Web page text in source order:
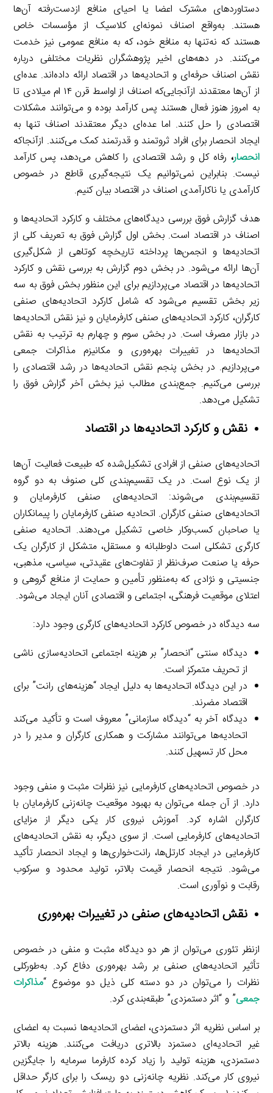
دستاوردهای مشترک اعضا یا احیای منافع ازدست‌رفته آن‌ها
هستند. به‌واقع اصناف نمونه‌ای کلاسیک از مؤسسات خاص
هستند که نه‌تنها به منافع خود، که به منافع عمومی نیز خدمت
می‌کنند. در دهه‌های اخیر پژوهشگران نظریات مختلفی درباره
نقش اصناف حرفه‌ای و اتحادیه‌ها در اقتصاد ارائه داده‌اند. عده‌ای
از آن‌ها معتقدند ازآنجایی‌که اصناف از اواسط قرن ۱۴ ام میلادی تا
به امروز هنوز فعال هستند پس کارآمد بوده و می‌توانند مشکلات
اقتصادی را حل کنند. اما عده‌ای دیگر معتقدند اصناف تنها به
ایجاد انحصار برای افراد ثروتمند و قدرتمند کمک می‌کنند. ازآنجاکه
انحصار، رفاه کل و رشد اقتصادی را کاهش می‌دهد، پس کارآمد
نیست. بنابراین نمی‌توانیم یک نتیجه‌گیری قاطع در خصوص
کارآمدی یا ناکارآمدی اصناف در اقتصاد بیان کنیم.
هدف گزارش فوق بررسی دیدگاه‌های مختلف و کارکرد اتحادیه‌ها و
اصناف در اقتصاد است. بخش اول گزارش فوق به تعریف کلی از
اتحادیه‌ها و انجمن‌ها پرداخته تاریخچه کوتاهی از شکل‌گیری
آن‌ها ارائه می‌شود. در بخش دوم گزارش به بررسی نقش و کارکرد
اتحادیه‌ها در اقتصاد می‌پردازیم برای این منظور بخش فوق به سه
زیر بخش تقسیم می‌شود که شامل کارکرد اتحادیه‌های صنفی
کارگران، کارکرد اتحادیه‌های صنفی کارفرمایان و نیز نقش اتحادیه‌ها
در بازار مصرف است. در بخش سوم و چهارم به ترتیب به نقش
اتحادیه‌ها در تغییرات بهره‌وری و مکانیزم مذاکرات جمعی
می‌پردازیم. در بخش پنجم نقش اتحادیه‌ها در رشد اقتصادی را
بررسی می‌کنیم. جمع‌بندی مطالب نیز بخش آخر گزارش فوق را
تشکیل می‌دهد.
نقش و کارکرد اتحادیه‌ها در اقتصاد
اتحادیه‌های صنفی از افرادی تشکیل‌شده که طبیعت فعالیت آن‌ها
از یک نوع است. در یک تقسیم‌بندی کلی صنوف به دو گروه
تقسیم‌بندی می‌شوند: اتحادیه‌های صنفی کارفرمایان و
اتحادیه‌های صنفی کارگران. اتحادیه صنفی کارفرمایان را پیمانکاران
یا صاحبان کسب‌وکار خاصی تشکیل می‌دهند. اتحادیه صنفی
کارگری تشکلی است داوطلبانه و مستقل، متشکل از کارگران یک
حرفه یا صنعت صرف‌نظر از تفاوت‌های عقیدتی، سیاسی، مذهبی،
جنسیتی و نژادی که به‌منظور تأمین و حمایت از منافع گروهی و
اعتلای موقعیت فرهنگی، اجتماعی و اقتصادی آنان ایجاد می‌شود.
سه دیدگاه در خصوص کارکرد اتحادیه‌های کارگری وجود دارد:
دیدگاه سنتی “انحصار” بر هزینه اجتماعی اتحادیه‌سازی ناشی
از تحریف متمرکز است.
در این دیدگاه اتحادیه‌ها به دلیل ایجاد “هزینه‌های رانت” برای
اقتصاد مضرند.
دیدگاه آخر به “دیدگاه سازمانی” معروف است و تأکید می‌کند
اتحادیه‌ها می‌توانند مشارکت و همکاری کارگران و مدیر را در
محل کار تسهیل کنند.
در خصوص اتحادیه‌های کارفرمایی نیز نظرات مثبت و منفی وجود
دارد. از آن جمله می‌توان به بهبود موقعیت چانه‌زنی کارفرمایان با
کارگران اشاره کرد. آموزش نیروی کار یکی دیگر از مزایای
اتحادیه‌های کارفرمایی است. از سوی دیگر، به نقش اتحادیه‌های
کارفرمایی در ایجاد کارتل‌ها، رانت‌خواری‌ها و ایجاد انحصار تأکید
می‌شود. نتیجه انحصار قیمت بالاتر، تولید محدود و سرکوب
رقابت و نوآوری است.
نقش اتحادیه‌های صنفی در تغییرات بهره‌وری
ازنظر تئوری می‌توان از هر دو دیدگاه مثبت و منفی در خصوص
تأثیر اتحادیه‌های صنفی بر رشد بهره‌وری دفاع کرد. به‌طورکلی
نظرات را می‌توان در دو دسته کلی ذیل دو موضوع “مذاکرات
جمعی” و “اثر دستمزدی” طبقه‌بندی کرد.
بر اساس نظریه اثر دستمزدی، اعضای اتحادیه‌ها نسبت به اعضای
غیر اتحادیه‌ای دستمزد بالاتری دریافت می‌کنند. هزینه بالاتر
دستمزدی، هزینه تولید را زیاد کرده کارفرما سرمایه را جایگزین
نیروی کار می‌کند. نظریه چانه‌زنی دو ریسک را برای کارگر حداقل